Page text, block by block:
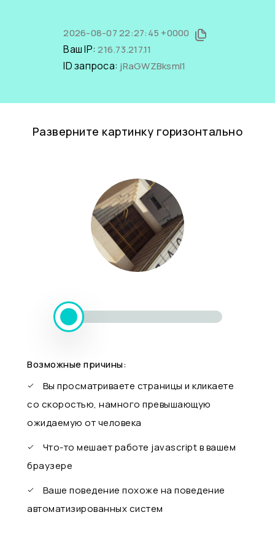
2026-08-07 22:27:45 +0000
Ваш IP:216.73.217.11
ID запроса: jRaGWZBksmI1
Разверните картинку горизонтально
Возможные причины:
Вы просматриваете страницы и кликаете
со скоростью, намного превышающую
ожидаемую от человека
Что-то мешает работе javascript в вашем
браузере
Ваше поведение похоже на поведение
автоматизированных систем